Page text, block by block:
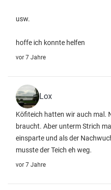
usw.
hoffe ich konnte helfen
vor 7 Jahre
Lox
Köfiteich hatten wir auch mal.
braucht. Aber unterm Strich
einsparte und als der
musste der Teich eh weg.
vor 7 Jahre